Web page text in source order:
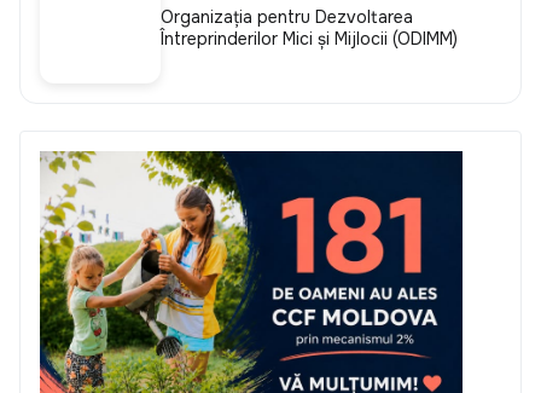
Organizația pentru Dezvoltarea
Întreprinderilor Mici și Mijlocii (ODIMM)